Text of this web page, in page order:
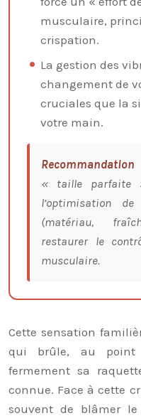
musculaire,
crispation.
La gestion des
changement de
cruciales que la
votre main.
« taille parfaite
l’optimisation de
(matériau,
restaurer le
musculaire.
Cette sensation
qui brûle, au
fermement sa
connue. Face à cette
souvent de blâmer